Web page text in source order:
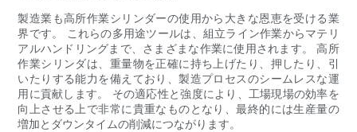
製造業も高所作業シリンダーの使用から大きな恩恵を受ける業
界です。 これらの多用途ツールは、組立ライン作業からマテリ
アルハンドリングまで、さまざまな作業に使用されます。 高所
作業シリンダは、重量物を正確に持ち上げたり、押したり、引
いたりする能力を備えており、製造プロセスのシームレスな運
用に貢献します。 その適応性と強度により、工場現場の効率を
向上させる上で非常に貴重なものとなり、最終的には生産量の
増加とダウンタイムの削減につながります。